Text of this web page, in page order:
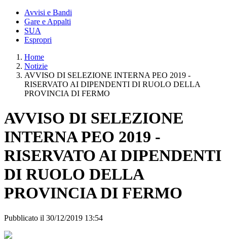
Avvisi e Bandi
Gare e Appalti
SUA
Espropri
Home
Notizie
AVVISO DI SELEZIONE INTERNA PEO 2019 -
RISERVATO AI DIPENDENTI DI RUOLO DELLA
PROVINCIA DI FERMO
AVVISO DI SELEZIONE
INTERNA PEO 2019 -
RISERVATO AI DIPENDENTI
DI RUOLO DELLA
PROVINCIA DI FERMO
Pubblicato il 30/12/2019 13:54